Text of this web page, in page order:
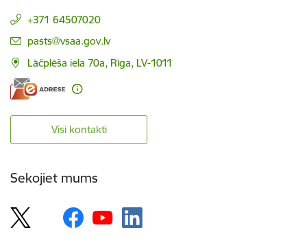
+371 64507020
E-pasts:
pasts@vsaa.gov.lv
Lāčplēša iela 70a, Rīga, LV-1011
Visi kontakti
Sekojiet mums